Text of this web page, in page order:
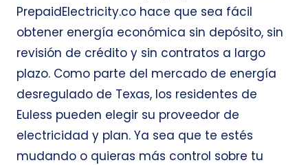
PrepaidElectricity.co hace que sea fácil
obtener energía económica sin depósito, sin
revisión de crédito y sin contratos a largo
plazo. Como parte del mercado de energía
desregulado de Texas, los residentes de
Euless pueden elegir su proveedor de
electricidad y plan. Ya sea que te estés
mudando o quieras más control sobre tu